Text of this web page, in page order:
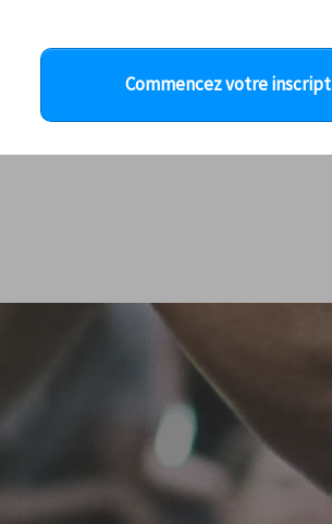
Commencez votre